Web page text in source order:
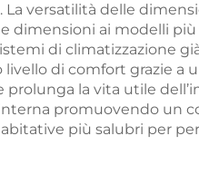
versatilità delle
dimensioni ai modelli più
di climatizzazione
di comfort grazie a
la vita utile
promuovendo un
più salubri per